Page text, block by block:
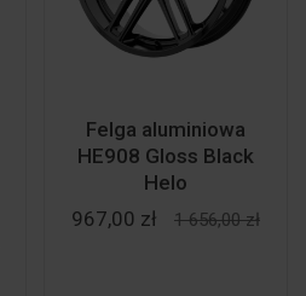
Felga aluminiowa
HE908 Gloss Black
Helo
967,00 zł
1 656,00 zł